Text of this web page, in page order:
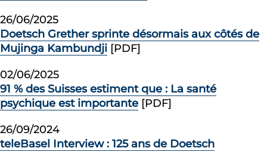
26/06/2025
Doetsch Grether sprinte désormais aux côtés de
Mujinga Kambundji [PDF]
02/06/2025
91 % des Suisses estiment que : La santé
psychique est importante [PDF]
26/09/2024
teleBasel Interview : 125 ans de Doetsch